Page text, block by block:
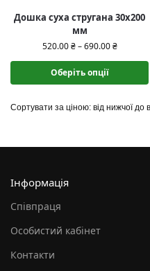
Дошка суха стругана 30х200
мм
520.00₴ – 690.00₴
Оберіть опції
Інформація
Співпраця
Особистий кабінет
Контакти